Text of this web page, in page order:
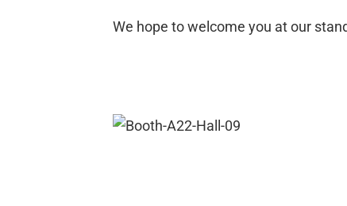
We hope to welcome you at our